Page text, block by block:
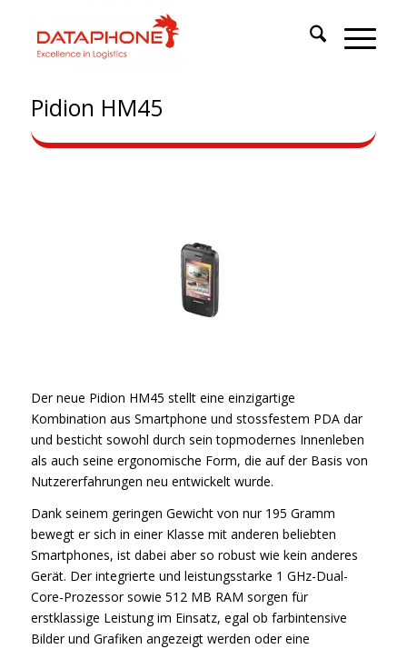
Pidion HM45
Der neue Pidion HM45 stellt eine einzigartige
Kombination aus Smartphone und stossfestem PDA dar
und besticht sowohl durch sein topmodernes Innenleben
als auch seine ergonomische Form, die auf der Basis von
Nutzererfahrungen neu entwickelt wurde.
Dank seinem geringen Gewicht von nur 195 Gramm
bewegt er sich in einer Klasse mit anderen beliebten
Smartphones, ist dabei aber so robust wie kein anderes
Gerät. Der integrierte und leistungsstarke 1 GHz-Dual-
Core-Prozessor sowie 512 MB RAM sorgen für
erstklassige Leistung im Einsatz, egal ob farbintensive
Bilder und Grafiken angezeigt werden oder eine